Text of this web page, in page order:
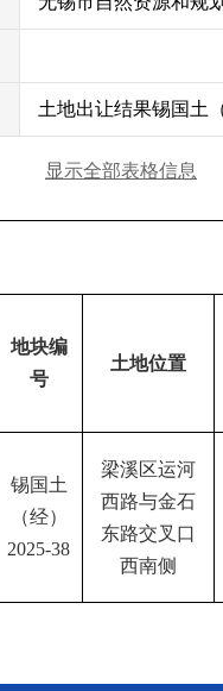
土地出让结果锡国土
显示全部表格信息
地块编
号
土地位置
锡国土
（经）
2025-38
梁溪区运河
西路与金石
东路交叉口
西南侧